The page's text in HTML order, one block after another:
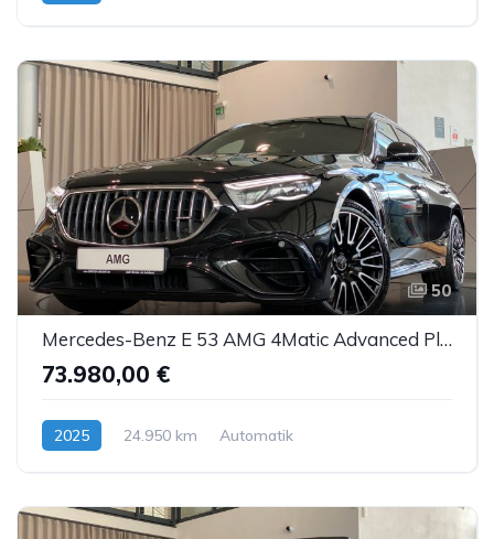
50
Mercedes-Benz E 53 AMG 4Matic Advanced Plus NightP DTR AHK 20"
73.980,00 €
2025 24.950 km
Automatik